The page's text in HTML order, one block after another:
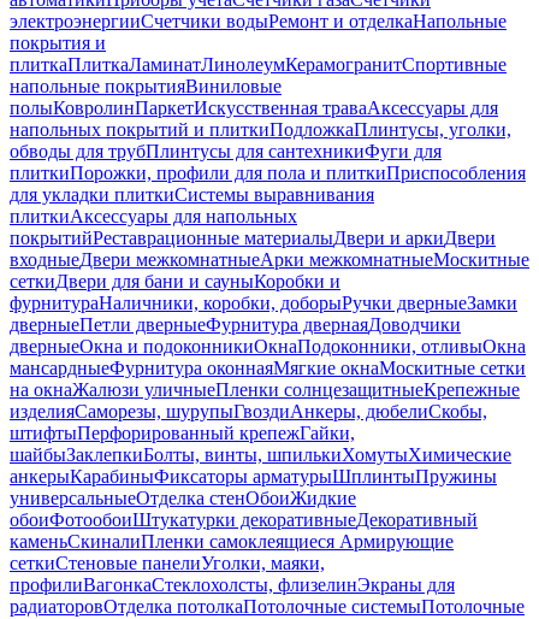
электроэнергииСчетчики водыРемонт и отделкаНапольные
покрытия и
плиткаПлиткаЛаминатЛинолеумКерамогранитСпортивные
напольные покрытияВиниловые
полыКовролинПаркетИскусственная траваАксессуары для
напольных покрытий и плиткиПодложкаПлинтусы, уголки,
обводы для трубПлинтусы для сантехникиФуги для
плиткиПорожки, профили для пола и плиткиПриспособления
для укладки плиткиСистемы выравнивания
плиткиАксессуары для напольных
покрытийРеставрационные материалыДвери и аркиДвери
входныеДвери межкомнатныеАрки межкомнатныеМоскитные
сеткиДвери для бани и сауныКоробки и
фурнитураНаличники, коробки, доборыРучки дверныеЗамки
дверныеПетли дверныеФурнитура двернаяДоводчики
дверныеОкна и подоконникиОкнаПодоконники, отливыОкна
мансардныеФурнитура оконнаяМягкие окнаМоскитные сетки
на окнаЖалюзи уличныеПленки солнцезащитныеКрепежные
изделияСаморезы, шурупыГвоздиАнкеры, дюбелиСкобы,
штифтыПерфорированный крепежГайки,
шайбыЗаклепкиБолты, винты, шпилькиХомутыХимические
анкерыКарабиныФиксаторы арматурыШплинтыПружины
универсальныеОтделка стенОбоиЖидкие
обоиФотообоиШтукатурки декоративныеДекоративный
каменьСкиналиПленки самоклеящиеся Армирующие
сеткиСтеновые панелиУголки, маяки,
профилиВагонкаСтеклохолсты, флизелинЭкраны для
радиаторовОтделка потолкаПотолочные системыПотолочные